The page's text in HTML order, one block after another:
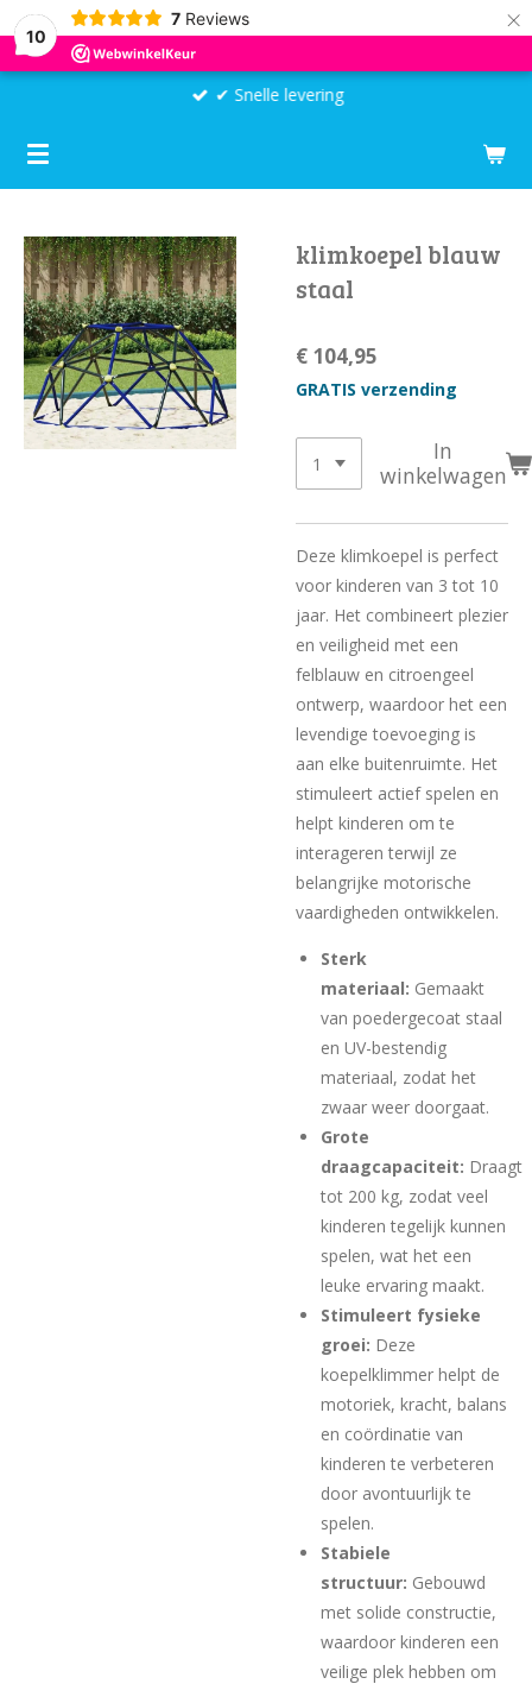
10
7 Reviews ×
✔ Snelle levering
klimkoepel blauw
staal
€ 104,95
GRATIS verzending
In
winkelwagen
Deze klimkoepel is perfect
voor kinderen van 3 tot 10
jaar. Het combineert plezier
en veiligheid met een
felblauw en citroengeel
ontwerp, waardoor het een
levendige toevoeging is
aan elke buitenruimte. Het
stimuleert actief spelen en
helpt kinderen om te
interageren terwijl ze
belangrijke motorische
vaardigheden ontwikkelen.
Sterk
materiaal: Gemaakt
van poedergecoat staal
en UV-bestendig
materiaal, zodat het
zwaar weer doorgaat.
Grote
draagcapaciteit: Draagt
tot 200 kg, zodat veel
kinderen tegelijk kunnen
spelen, wat het een
leuke ervaring maakt.
Stimuleert fysieke
groei: Deze
koepelklimmer helpt de
motoriek, kracht, balans
en coördinatie van
kinderen te verbeteren
door avontuurlijk te
spelen.
Stabiele
structuur: Gebouwd
met solide constructie,
waardoor kinderen een
veilige plek hebben om